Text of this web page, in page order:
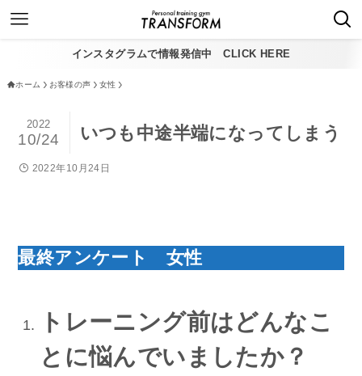
インスタグラムで情報発信中 CLICK HERE
ホーム お客様の声 女性
いつも中途半端になってしまう
2022
10/24
2022年10月24日
最終アンケート 女性
トレーニング前はどんなこ
とに悩んでいましたか？